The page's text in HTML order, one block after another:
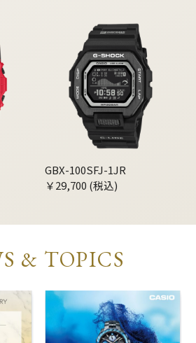
GBX-100SFJ-1JR
￥29,700 (税込)
& TOPICS